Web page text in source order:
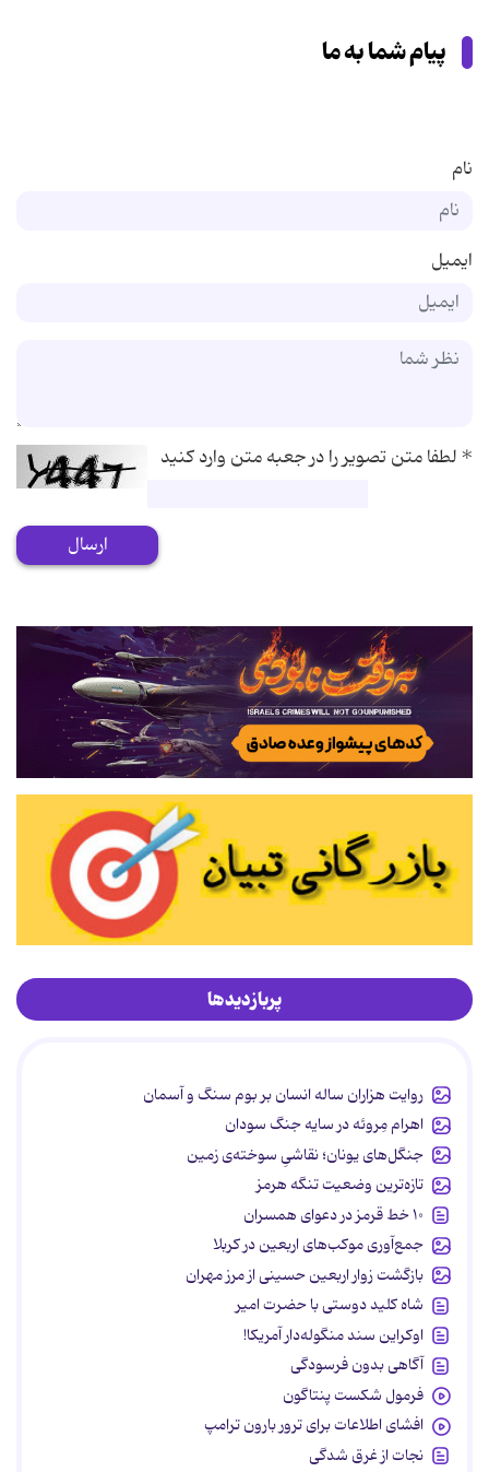
پیام شما به ما
نام
ایمیل
*لطفا متن تصویر را در جعبه متن وارد کنید
ارسال
پربازدیدها
روایت هزاران ساله انسان بر بوم سنگ و آسمان
اهرام مِروئه در سایه جنگ سودان
جنگل‌های یونان؛ نقاشیِ سوخته‌ی زمین
تازه‌ترین وضعیت تنگه هرمز
۱۰ خط قرمز در دعوای همسران
جمع‌آوری موکب‌های اربعین در کربلا
بازگشت زوار اربعین حسینی از مرز مهران
شاه کلید دوستی با حضرت امیر
اوکراین سند منگوله‌دار آمریکا!
آگاهی بدون فرسودگی
فرمول شکست پنتاگون
افشای اطلاعات برای ترور بارون ترامپ
نجات از غرق شدگی